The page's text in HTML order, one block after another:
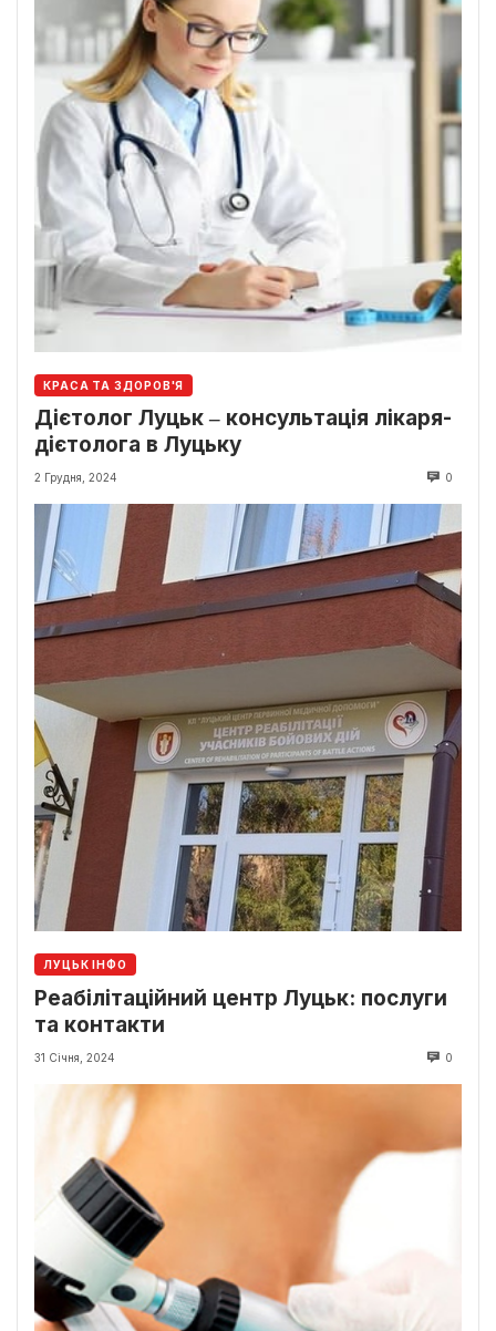
КРАСА ТА ЗДОРОВ'Я
Дієтолог Луцьк ‒ консультація лікаря-
дієтолога в Луцьку
2 Грудня, 2024 0
ЛУЦЬК ІНФО
Реабілітаційний центр Луцьк: послуги
та контакти
31 Січня, 2024 0